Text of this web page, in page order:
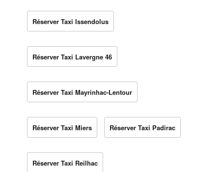
Réserver Taxi Issendolus
Réserver Taxi Lavergne 46
Réserver Taxi Mayrinhac-Lentour
Réserver Taxi Miers Réserver Taxi Padirac
Réserver Taxi Reilhac